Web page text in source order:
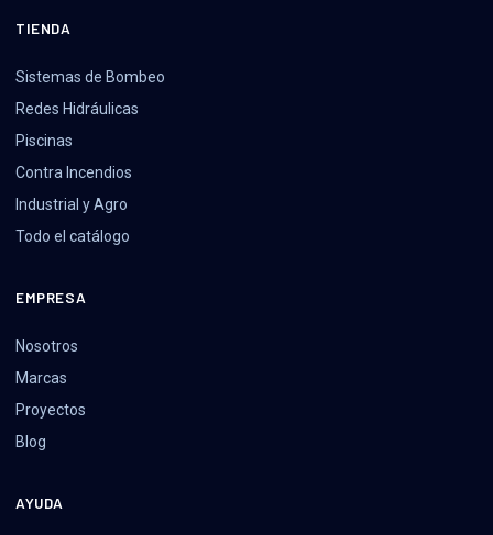
TIENDA
Sistemas de Bombeo
Redes Hidráulicas
Piscinas
Contra Incendios
Industrial y Agro
Todo el catálogo
EMPRESA
Nosotros
Marcas
Proyectos
Blog
AYUDA